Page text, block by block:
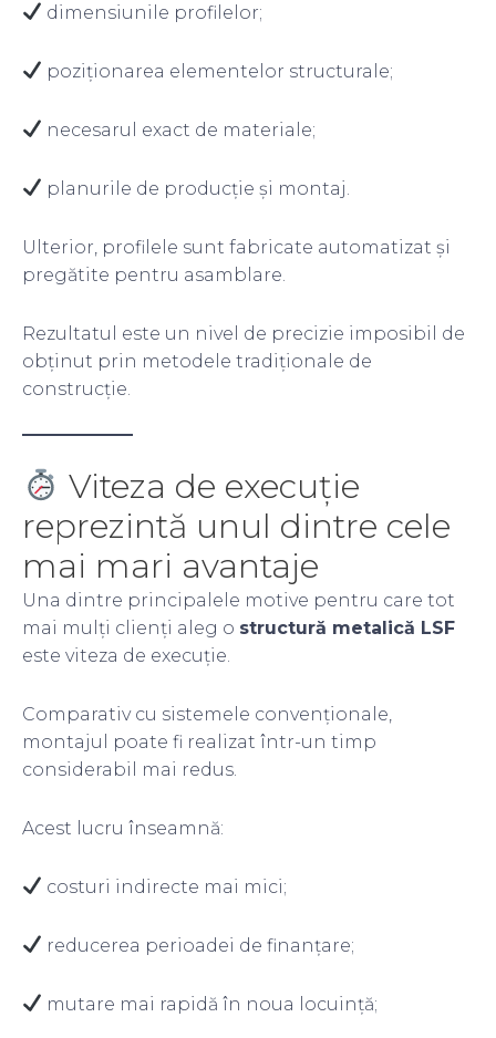
dimensiunile profilelor;
poziționarea elementelor structurale;
necesarul exact de materiale;
planurile de producție și montaj.
Ulterior, profilele sunt fabricate automatizat și
pregătite pentru asamblare.
Rezultatul este un nivel de precizie imposibil de
obținut prin metodele tradiționale de
construcție.
Viteza de execuție
reprezintă unul dintre cele
mai mari avantaje
Una dintre principalele motive pentru care tot
mai mulți clienți aleg o structură metalică LSF
este viteza de execuție.
Comparativ cu sistemele convenționale,
montajul poate fi realizat într-un timp
considerabil mai redus.
Acest lucru înseamnă:
costuri indirecte mai mici;
reducerea perioadei de finanțare;
mutare mai rapidă în noua locuință;